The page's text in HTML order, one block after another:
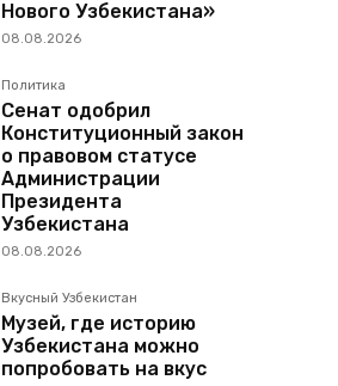
Нового Узбекистана»
08.08.2026
Политика
Сенат одобрил
Конституционный закон
о правовом статусе
Администрации
Президента
Узбекистана
08.08.2026
Вкусный Узбекистан
Музей, где историю
Узбекистана можно
попробовать на вкус